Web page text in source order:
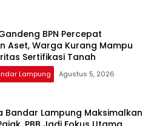
BPN Percepat
Aset, Warga Kurang Mampu
Sertifikasi Tanah
Lampung Agustus 5, 2026
Bandar Lampung Maksimalkan